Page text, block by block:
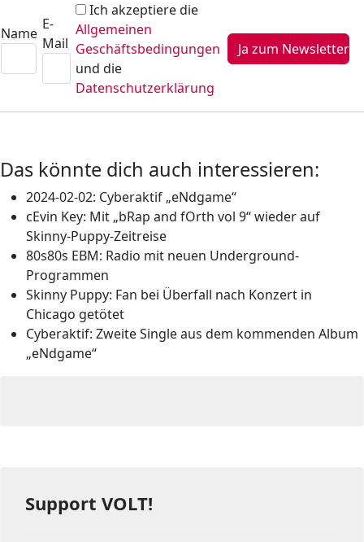
Name
E-
Mail
Ich akzeptiere die
Allgemeinen
Geschäftsbedingungen
und die
Datenschutzerklärung
Das könnte dich auch interessieren:
2024-02-02: Cyberaktif „eNdgame“
cEvin Key: Mit „bRap and fOrth vol 9“ wieder auf
Skinny-Puppy-Zeitreise
80s80s EBM: Radio mit neuen Underground-
Programmen
Skinny Puppy: Fan bei Überfall nach Konzert in
Chicago getötet
Cyberaktif: Zweite Single aus dem kommenden Album
„eNdgame“
Support VOLT!